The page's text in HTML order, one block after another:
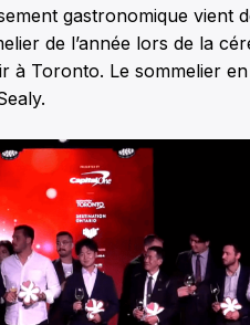
gastronomique vient
de l’année lors de la
à Toronto. Le sommelier